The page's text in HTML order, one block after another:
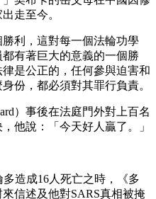
走至今。
利，這對每一個法輪功學
有著巨大的意義的一個勝
是公正的，任何參與迫害和
份，都必須對其罪行負責。
）事後在法庭門外對上百名
他說：「今天好人贏了。」
造成16人死亡之時，《多
信述及他對SARS真相被掩